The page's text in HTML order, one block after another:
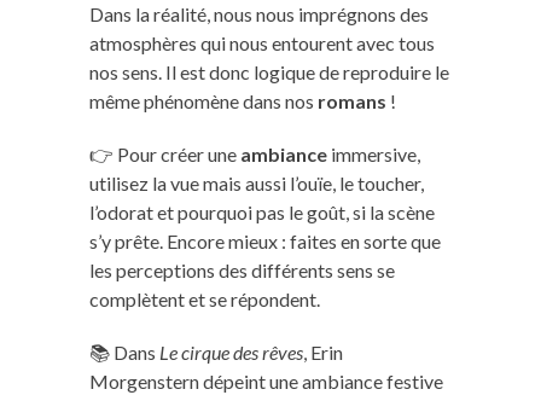
Dans la réalité, nous nous imprégnons des
atmosphères qui nous entourent avec tous
nos sens. Il est donc logique de reproduire le
même phénomène dans nos romans !
👉 Pour créer une ambiance immersive,
utilisez la vue mais aussi l’ouïe, le toucher,
l’odorat et pourquoi pas le goût, si la scène
s’y prête. Encore mieux : faites en sorte que
les perceptions des différents sens se
complètent et se répondent.
📚 Dans Le cirque des rêves , Erin
Morgenstern dépeint une ambiance festive